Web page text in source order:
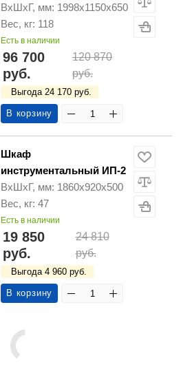
ВхШхГ, мм: 1998х1150х650
Вес, кг: 118
Есть в наличии
96 700
руб.
120 870
руб.
Выгода 24 170 руб.
В корзину
Шкаф
инструментальный ИП-2
ВхШхГ, мм: 1860х920х500
Вес, кг: 47
Есть в наличии
19 850
руб.
24 810
руб.
Выгода 4 960 руб.
В корзину